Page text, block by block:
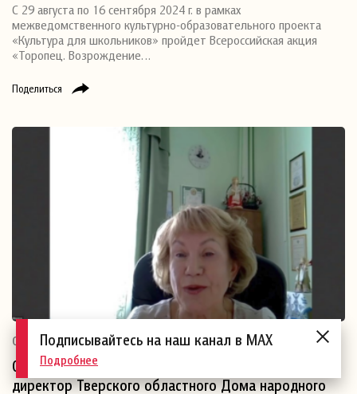
Поделиться
С 29 августа по 16 сентября 2024 г. в рамках
межведомственного культурно-образовательного проекта
«Культура для школьников» пройдет Всероссийская акция
«Торопец. Возрождение…
09.09 Новости
07 сентября 2024 года Марина Елена Геннадьевна,
директор Тверского областного Дома народного
Подписывайтесь на наш канал в MAX
Подробнее